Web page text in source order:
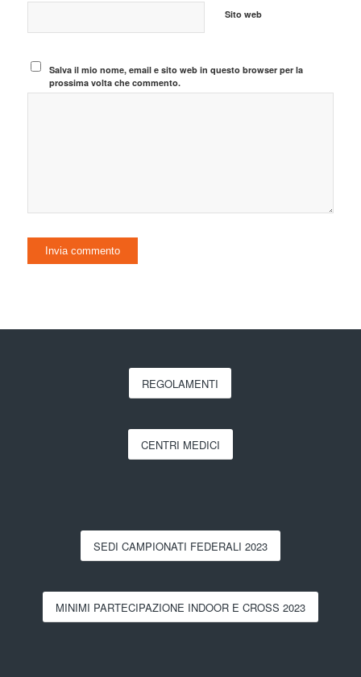
Sito web
Salva il mio nome, email e sito web in questo browser per la
prossima volta che commento.
REGOLAMENTI
CENTRI MEDICI
SEDI CAMPIONATI FEDERALI 2023
MINIMI PARTECIPAZIONE INDOOR E CROSS 2023